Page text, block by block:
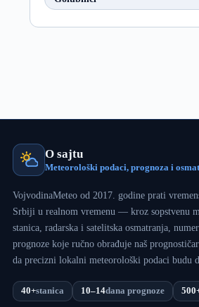
O sajtu
Meteorološki podaci, prognoza i
VojvodinaMeteo od 2017. godine prati
Srbiji u realnom vremenu — kroz sopstvenu
stanica, radarska i satelitska osmatranja,
prognoze koje ručno obrađuje naš
da precizni lokalni meteorološki podaci budu
40+stanica 10–14dana prognoze